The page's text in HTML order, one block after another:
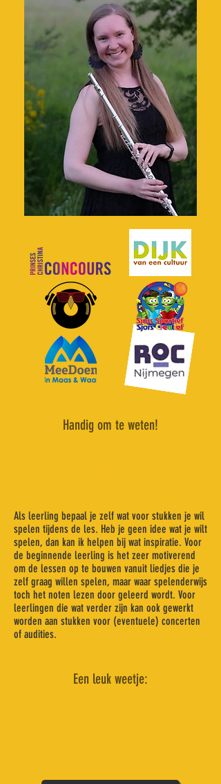
Handig om te weten!
Als leerling bepaal je zelf wat voor stukken je wil
spelen tijdens de les. Heb je geen idee wat je wilt
spelen, dan kan ik helpen bij wat inspiratie. Voor
de beginnende leerling is het zeer motiverend
om de lessen op te bouwen vanuit liedjes die je
zelf graag willen spelen, maar waar spelenderwijs
toch het noten lezen door geleerd wordt. Voor
leerlingen die wat verder zijn kan ook gewerkt
worden aan stukken voor (eventuele) concerten
of audities.
Een leuk weetje: